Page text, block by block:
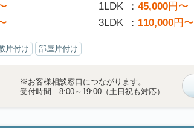
1LDK 45,000円〜
3LDK 110,000円〜
片付け 部屋片付け
※お客様相談窓口につながります。
受付時間 8:00～19:00（土日祝も対応）